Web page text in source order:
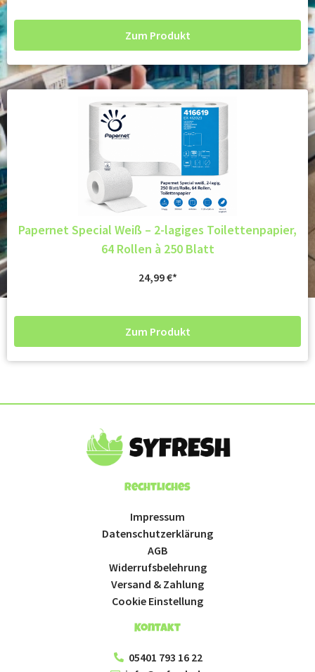
Zum Produkt
Papernet Special Weiß – 2-lagiges Toilettenpapier,
64 Rollen à 250 Blatt
24,99€
Zum Produkt
Rechtliches
Impressum
Datenschutzerklärung
AGB
Widerrufsbelehrung
Versand & Zahlung
Cookie Einstellung
Kontakt
05401 793 16 22